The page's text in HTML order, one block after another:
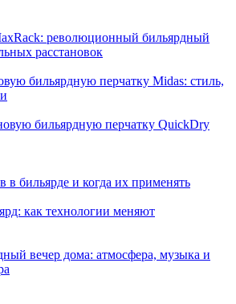
революционный бильярдный
расстановок
бильярдную перчатку Midas: стиль,
бильярдную перчатку QuickDry
в бильярде и когда их применять
как технологии меняют
вечер дома: атмосфера, музыка и